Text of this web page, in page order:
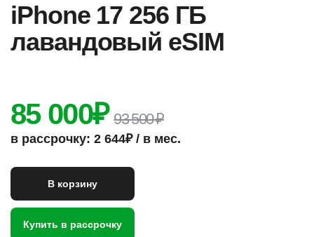
iPhone 17 256 ГБ
лавандовый eSIM
85 000₽ 93 500 ₽
в рассрочку: 2 644₽ / в мес.
В корзину
Купить в рассрочку